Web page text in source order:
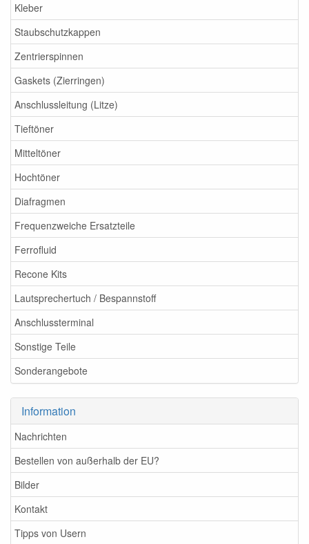
Kleber
Staubschutzkappen
Zentrierspinnen
Gaskets (Zierringen)
Anschlussleitung (Litze)
Tieftöner
Mitteltöner
Hochtöner
Diafragmen
Frequenzweiche Ersatzteile
Ferrofluid
Recone Kits
Lautsprechertuch / Bespannstoff
Anschlussterminal
Sonstige Teile
Sonderangebote
Information
Nachrichten
Bestellen von außerhalb der EU?
Bilder
Kontakt
Tipps von Usern